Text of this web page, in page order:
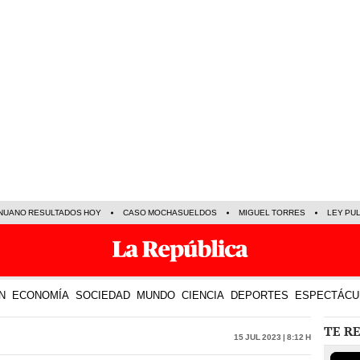
RESULTADOS HOY CASO MOCHASUELDOS MIGUEL TORRES LEY
ECONOMÍA SOCIEDAD MUNDO CIENCIA DEPORTES
15 Jul 2023 | 8:12 h TE